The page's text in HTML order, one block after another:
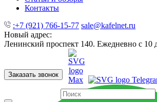
Контакты
:+7 (921) 766-15-77 sale@kafelnet.ru
Новый адрес:
Ленинский проспект 140. Ежедневно с 10
Заказать звонок
60x120 60x60 Для ванной Для